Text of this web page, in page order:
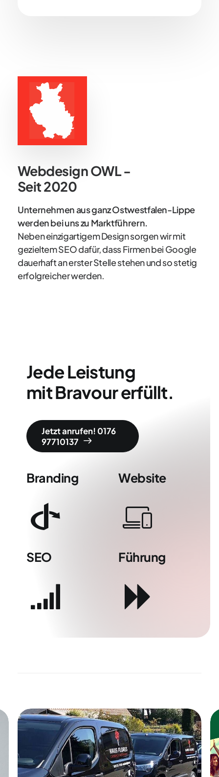
Webdesign OWL -
Seit 2020
Unternehmen aus ganz Ostwestfalen-Lippe
werden bei uns zu Marktführern.
Neben einzigartigem Design sorgen wir mit
gezieltem SEO dafür, dass Firmen bei Google
dauerhaft an erster Stelle stehen und so stetig
erfolgreicher werden.
Jede Leistung
mit Bravour erfüllt.
Jetzt anrufen! 0176
97710137
Branding Website
SEO Führung